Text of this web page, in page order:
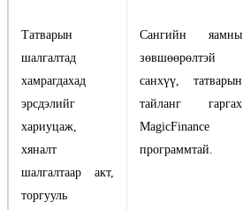
Татварын
шалгалтад
хамрагдахад
эрсдэлийг
хариуцаж,
хяналт
шалгалтаар акт,
торгууль
Сангийн яамны
зөвшөөрөлтэй
санхүү, татварын
тайланг гаргах
MagicFinance
программтай.